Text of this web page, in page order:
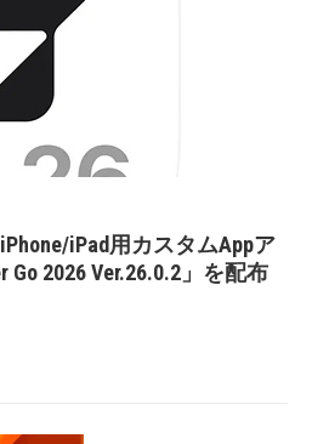
iPad用カスタムAppア
2026 Ver.26.0.2」を配布